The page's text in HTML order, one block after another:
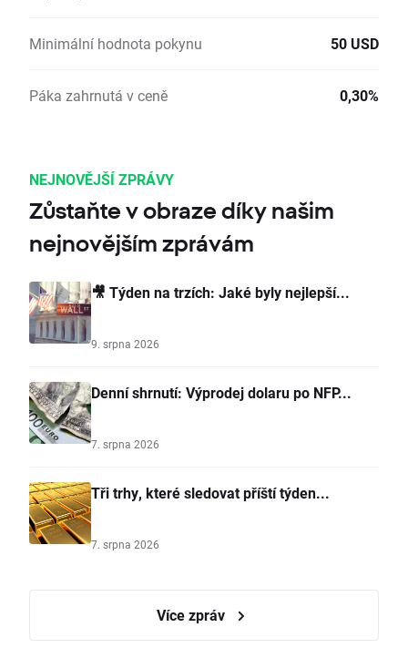
Minimální hodnota pokynu 50 USD
Páka zahrnutá v ceně 0,30%
NEJNOVĚJŠÍ ZPRÁVY
Zůstaňte v obraze díky našim
nejnovějším zprávám
🎥 Týden na trzích: Jaké byly nejlepší...
9. srpna 2026
Denní shrnutí: Výprodej dolaru po NFP...
7. srpna 2026
Tři trhy, které sledovat příští týden...
7. srpna 2026
Více zpráv